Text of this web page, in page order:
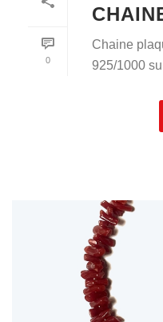
0
Chaine
925/1000